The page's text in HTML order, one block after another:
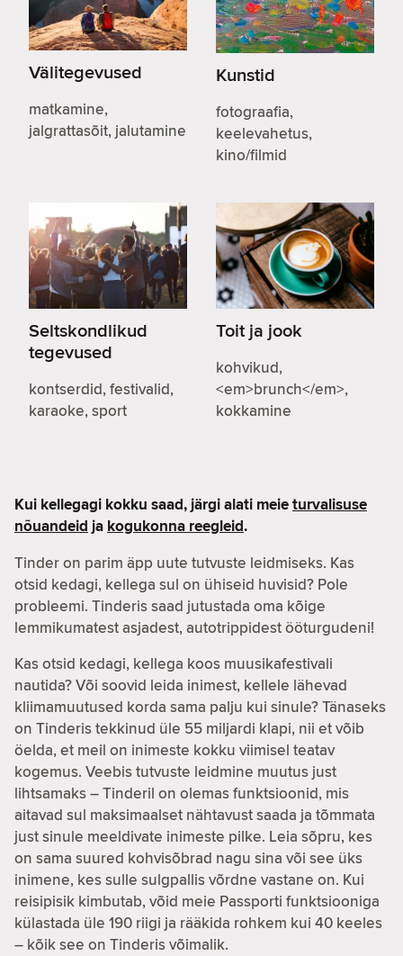
Välitegevused
matkamine,
jalgrattasõit, jalutamine
Kunstid
fotograafia,
keelevahetus,
kino/filmid
Seltskondlikud
tegevused
kontserdid, festivalid,
karaoke, sport
Toit ja jook
kohvikud,
<em>brunch</em>,
kokkamine
Kui kellegagi kokku saad, järgi alati meieturvalisuse
nõuandeid ja kogukonna reegleid.
Tinder on parim äpp uute tutvuste leidmiseks. Kas
otsid kedagi, kellega sul on ühiseid huvisid? Pole
probleemi. Tinderis saad jutustada oma kõige
lemmikumatest asjadest, autotrippidest ööturgudeni!
Kas otsid kedagi, kellega koos muusikafestivali
nautida? Või soovid leida inimest, kellele lähevad
kliimamuutused korda sama palju kui sinule? Tänaseks
on Tinderis tekkinud üle 55 miljardi klapi, nii et võib
öelda, et meil on inimeste kokku viimisel teatav
kogemus. Veebis tutvuste leidmine muutus just
lihtsamaks – Tinderil on olemas funktsioonid, mis
aitavad sul maksimaalset nähtavust saada ja tõmmata
just sinule meeldivate inimeste pilke. Leia sõpru, kes
on sama suured kohvisõbrad nagu sina või see üks
inimene, kes sulle sulgpallis võrdne vastane on. Kui
reisipisik kimbutab, võid meie Passporti funktsiooniga
külastada üle 190 riigi ja rääkida rohkem kui 40 keeles
– kõik see on Tinderis võimalik.